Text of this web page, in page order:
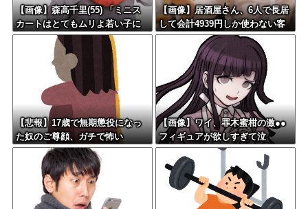
【画像】森高千里(55) 「ミニス
カートはとてもムリよ若い子に
は負けるわ」←ワイらにはブッ
刺さりまくってしまうw w w w
【画像】居酒屋さん、6人で長居
して会計4939円しか使わない客
にお気持ち表明してしまう←コ
レどっちが悪いん
や？？？？？？
【悲報】17歳で無期懲役になっ
た奴のご尊顔、ガチで怖い
【画像】ワイ、罪木蜜柑の激●●
フィギュアが欲しすぎて泣
く・・・・・・